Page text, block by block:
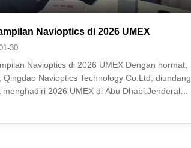
Navioptics di 2026 UMEX
30
Navioptics di 2026 UMEX Dengan hormat,
Qingdao Navioptics Technology Co.Ltd, diundang
menghadiri 2026 UMEX di Abu Dhabi.Jenderal